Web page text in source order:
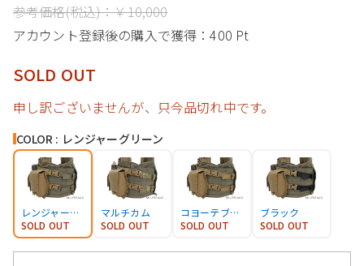
参考価格(税込)：￥10,000
アカウント登録後の購入で獲得：400 Pt
SOLD OUT
申し訳ございませんが、只今品切れ中です。
COLOR : レンジャーグリーン
レンジャーグリーン
SOLD OUT
マルチカム
SOLD OUT
コヨーテブラウン
SOLD OUT
ブラック
SOLD OUT